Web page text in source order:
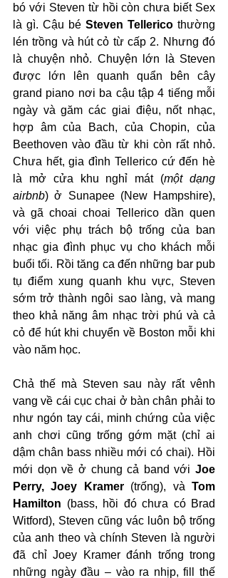
bó với Steven từ hồi còn chưa biết Sex
là gì. Cậu bé Steven Tellerico thường
lén trồng và hút cỏ từ cấp 2. Nhưng đó
là chuyện nhỏ. Chuyện lớn là Steven
được lớn lên quanh quẩn bên cây
grand piano nơi ba cậu tập 4 tiếng mỗi
ngày và găm các giai điệu, nốt nhạc,
hợp âm của Bach, của Chopin, của
Beethoven vào đầu từ khi còn rất nhỏ.
Chưa hết, gia đình Tellerico cứ đến hè
là mở cửa khu nghỉ mát (một dạng
airbnb) ở Sunapee (New Hampshire),
và gã choai choai Tellerico dần quen
với việc phụ trách bộ trống của ban
nhạc gia đình phục vụ cho khách mỗi
buổi tối. Rồi tăng ca đến những bar pub
tụ điểm xung quanh khu vực, Steven
sớm trở thành ngôi sao làng, và mang
theo khả năng âm nhạc trời phú và cả
cỏ để hút khi chuyển về Boston mỗi khi
vào năm học.
Chả thế mà Steven sau này rất vênh
vang về cái cục chai ở bàn chân phải to
như ngón tay cái, minh chứng của việc
anh chơi cũng trống gớm mặt (chỉ ai
dậm chân bass nhiều mới có chai). Hồi
mới dọn về ở chung cả band với Joe
Perry, Joey Kramer (trống), và Tom
Hamilton (bass, hồi đó chưa có Brad
Witford), Steven cũng vác luôn bộ trống
của anh theo và chính Steven là người
đã chỉ Joey Kramer đánh trống trong
những ngày đầu – vào ra nhịp, fill thế